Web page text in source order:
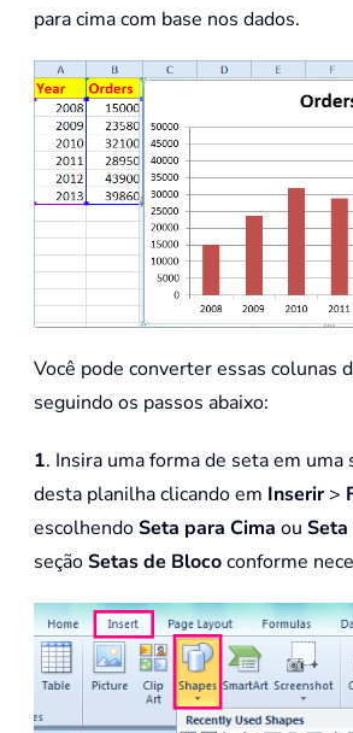
para cima com base nos dados.
Você pode converter essas colunas
seguindo os passos abaixo:
1. Insira uma forma de seta em uma
desta planilha clicando em Inserir>
escolhendoSeta para Cima ou
seçãoSetas de Blococonforme